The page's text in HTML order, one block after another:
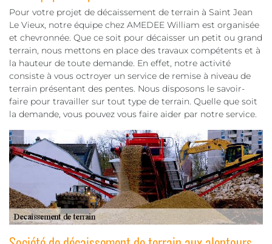
Pour votre projet de décaissement de terrain à Saint Jean
Le Vieux, notre équipe chez AMEDEE William est organisée
et chevronnée. Que ce soit pour décaisser un petit ou grand
terrain, nous mettons en place des travaux compétents et à
la hauteur de toute demande. En effet, notre activité
consiste à vous octroyer un service de remise à niveau de
terrain présentant des pentes. Nous disposons le savoir-
faire pour travailler sur tout type de terrain. Quelle que soit
la demande, vous pouvez vous faire aider par notre service.